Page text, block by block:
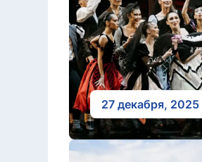
27 декабря, 2025